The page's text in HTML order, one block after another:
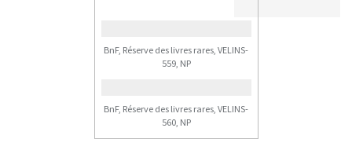
BnF, Réserve des livres rares, VELINS-
559, NP
BnF, Réserve des livres rares, VELINS-
560, NP